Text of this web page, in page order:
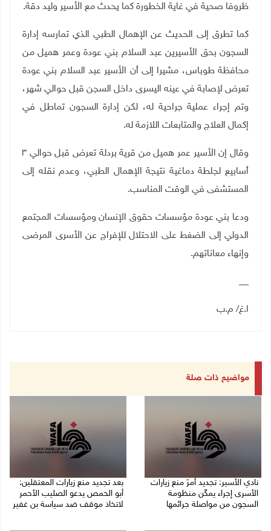
ظروفا صحية في غاية الخطورة كما يحدث مع الأسير وليد دقة.
كما تطرق إلى الحديث عن الإهمال الطبي الذي تمارسه إدارة
السجون بحق الأسيرين عبد السلام بني عودة وعمر هميل من
محافظة طوباس، مشيرا إلى أن الأسير عبد السلام بني عودة
تعرض لإصابة في عينه اليسرى داخل السجن قبل حوالي شهر،
وتم إجراء عملية جراحية له، لكن إدارة السجون تماطل في
إكمال العلاج والمتابعات اللازمة له.
وقال إن الأسير عمر هميل من قرية بردلة تعرض قبل حوالي ٣
أسابيع لجلطة دماغية نتيجة الإهمال الطبي، وعدم نقله إلى
المستشفى في الوقت المناسب.
ودعا بني عودة مؤسسات حقوق الإنسان ومؤسسات المجتمع
الدولي إلى الضغط على الاحتلال للإفراج عن الأسرى المرضى
وإنهاء معاناتهم.
ا.غ/ م.ب
مواضيع ذات صلة
نادي الأسير: تجديد أمرَ منع زيارات
الأسرى إجراء يمكّن منظومة
السجون من مواصلة جرائمها
بعد تجديد منع زيارات المعتقلين:
أبو الحمص يدعو الصليب الأحمر
لاتخاذ موقف ضد سياسة بن غفير